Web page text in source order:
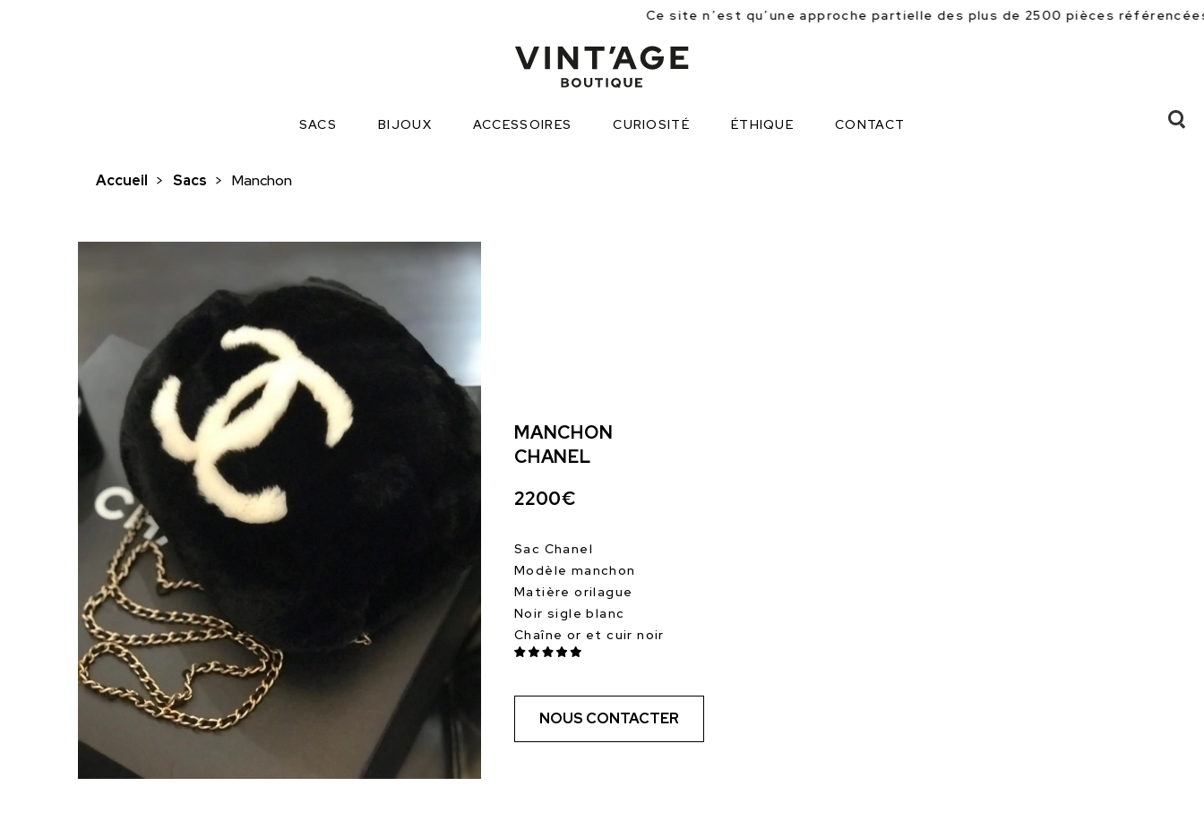
Ce site n’est qu’une approche partielle des plus de 2500 pièces référencées en magasin.
SACS BIJOUX ACCESSOIRES CURIOSITÉ ÉTHIQUE CONTACT
Accueil > Sacs > Manchon
MANCHON
CHANEL
2200€
Sac Chanel
Modèle manchon
Matière orilague
Noir sigle blanc
Chaîne or et cuir noir
NOUS CONTACTER